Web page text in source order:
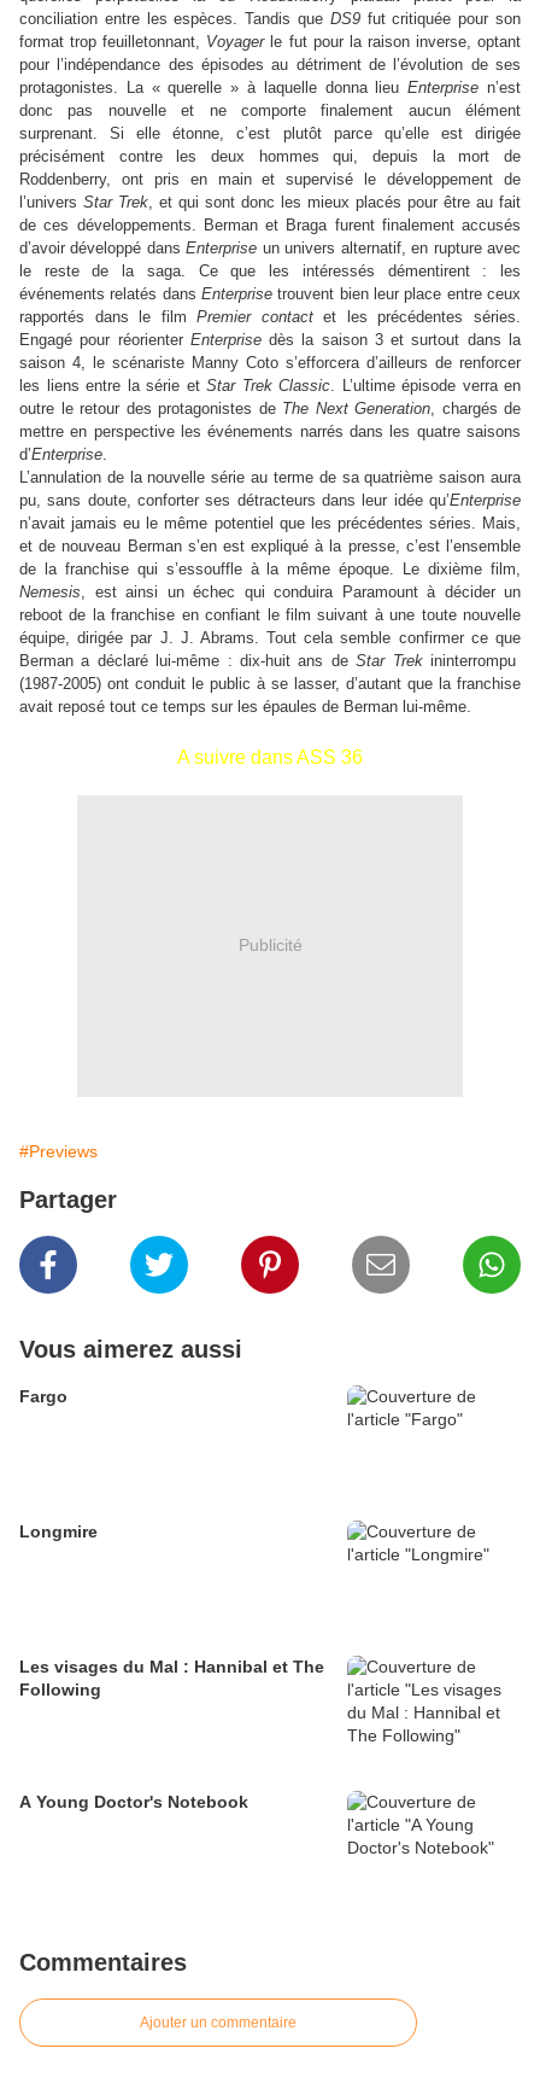
conciliation entre les espèces. Tandis que DS9fut critiquée pour son
format trop feuilletonnant, Voyagerle fut pour la raison inverse, optant
pour l’indépendance des épisodes au détriment de l’évolution de ses
protagonistes. La « querelle » à laquelle donna lieuEnterprise n’est
donc pas nouvelle et ne comporte finalement aucun élément
surprenant. Si elle étonne, c’est plutôt parce qu’elle est dirigée
précisément contre les deux hommes qui, depuis la mort de
Roddenberry, ont pris en main et supervisé le développement de
l’univers Star Trek , et qui sont donc les mieux placés pour être au fait
de ces développements. Berman et Braga furent finalement accusés
d’avoir développé dansEnterprise un univers alternatif, en rupture avec
le reste de la saga. Ce que les intéressés démentirent : les
événements relatés dans Enterprise trouvent bien leur place entre ceux
rapportés dans le filmPremier contactet les précédentes séries.
Engagé pour réorienter Enterprisedès la saison 3 et surtout dans la
saison 4, le scénariste Manny Coto s’efforcera d’ailleurs de renforcer
les liens entre la série et Star Trek Classic . L’ultime épisode verra en
outre le retour des protagonistes de The Next Generation , chargés de
mettre en perspective les événements narrés dans les quatre saisons
d’Enterprise
L’annulation de la nouvelle série au terme de sa quatrième saison aura
pu, sans doute, conforter ses détracteurs dans leur idée qu’Enterprise
n’avait jamais eu le même potentiel que les précédentes séries. Mais,
et de nouveau Berman s’en est expliqué à la presse, c’est l’ensemble
de la franchise qui s’essouffle à la même époque. Le dixième film,
Nemesis , est ainsi un échec qui conduira Paramount à décider un
reboot de la franchise en confiant le film suivant à une toute nouvelle
équipe, dirigée par J. J. Abrams. Tout cela semble confirmer ce que
Berman a déclaré lui-même : dix-huit ans deStar Trekininterrompu
(1987-2005) ont conduit le public à se lasser, d’autant que la franchise
avait reposé tout ce temps sur les épaules de Berman lui-même.
A suivre dans ASS 36
Publicité
#Previews
Partager
Vous aimerez aussi
Fargo
Longmire
Les visages du Mal : Hannibal et The
Following
A Young Doctor's Notebook
Commentaires
Ajouter un commentaire